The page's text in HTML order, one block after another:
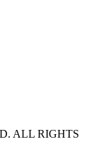
ALL RIGHTS